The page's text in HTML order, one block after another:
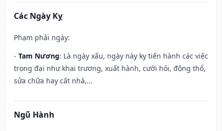
Các Ngày Kỵ
Phạm phải ngày:
- Tam Nương: Là ngày xấu, ngày này kỵ tiến hành các việc
trọng đại như khai trương, xuất hành, cưới hỏi, động thổ,
sửa chữa hay cất nhà,...
Ngũ Hành